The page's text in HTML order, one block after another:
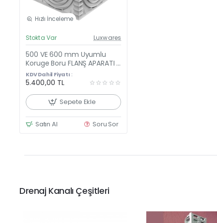
Hızlı İnceleme
Yeni Ürün
Stokta Var Luxwares
500 VE 600 mm Uyumlu
Koruge Boru FLANŞ APARATI -
70x70cm - 600mm
Yükseklik
KDV Dahil Fiyatı :
5.400,00 TL
Sepete Ekle
Satın Al Soru Sor
Drenaj Kanalı Çeşitleri